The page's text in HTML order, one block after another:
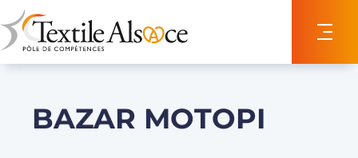
BAZAR MOTOPI
Panneau de gestion des cookies